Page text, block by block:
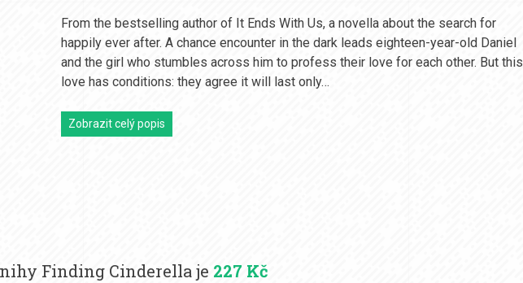
From the bestselling author of It Ends With Us, a novella about the search for
happily ever after. A chance encounter in the dark leads eighteen-year-old Daniel
and the girl who stumbles across him to profess their love for each other. But this
love has conditions: they agree it will last only…
Zobrazit celý popis
Finding Cinderella je 227 Kč